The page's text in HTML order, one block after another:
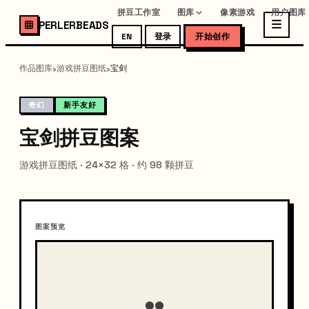
PERLERBEADS
拼豆工作室 图库 像素游戏 用户图库
EN 登录 开始创作
作品图库›游戏拼豆图纸›宝剑
奇幻 新手友好
宝剑拼豆图案
游戏拼豆图纸 · 24×32 格 · 约 98 颗拼豆
图案预览